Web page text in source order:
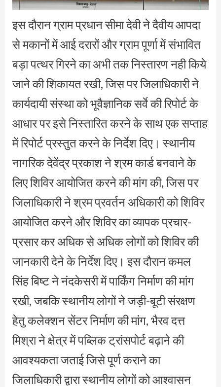
इस दौरान ग्राम प्रधान सीमा देवी ने दैवीय आपदा
से मकानों में आई दरारों और ग्राम पूर्णा में संभावित
बड़ा पत्थर गिरने का अभी तक निस्तारण नही किये
जाने की शिकायत रखी, जिस पर जिलाधिकारी ने
कार्यदायी संस्था को भूवैज्ञानिक सर्वे की रिपोर्ट के
आधार पर इसे निस्तारित करने के साथ एक सप्ताह
में रिपोर्ट प्रस्तुत करने के निर्देश दिए। स्थानीय
नागरिक देवेंद्र प्रकाश ने श्रम कार्ड बनवाने के
लिए शिविर आयोजित करने की मांग की, जिस पर
जिलाधिकारी ने श्रम प्रवर्तन अधिकारी को शिविर
आयोजित करने और शिविर का व्यापक प्रचार-
प्रसार कर अधिक से अधिक लोगों को शिविर की
जानकारी देने के निर्देश दिए। इस दौरान कमल
सिंह बिष्ट ने नंदकेसरी में पार्किंग निर्माण की मांग
रखी, जबकि स्थानीय लोगों ने जड़ी-बूटी संरक्षण
हेतु कलेक्शन सेंटर निर्माण की मांग, भैरव दत्त
मिश्रा ने क्षेत्र में पब्लिक ट्रांसपोर्ट बढ़ाने की
आवश्यकता जताई जिसे पूर्ण कराने का
जिलाधिकारी द्वारा स्थानीय लोगों को आश्वासन